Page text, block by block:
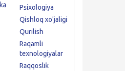
Psixologiya
Qishloq xo'jaligi
Qurilish
Raqamli
texnologiyalar
Raqqoslik